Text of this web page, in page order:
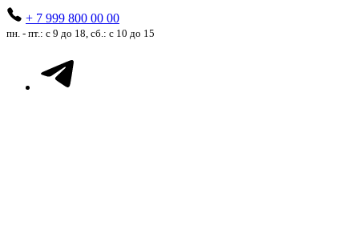
+ 7 999 800 00 00
пн. - пт.: с 9 до 18, сб.: с 10 до 15